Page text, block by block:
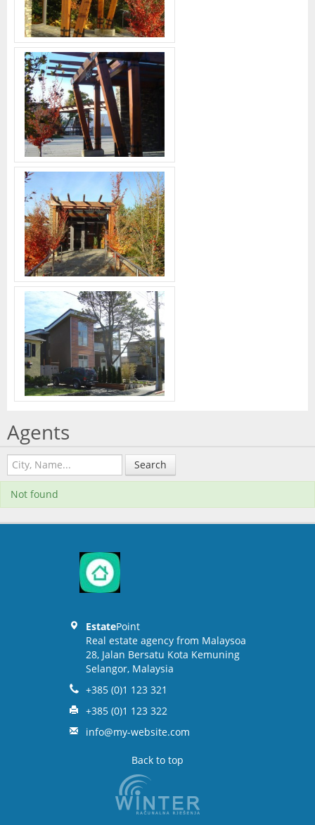
Agents
Search
Not found
EstatePoint
Real estate agency from Malaysoa
28, Jalan Bersatu Kota Kemuning
Selangor, Malaysia
+385 (0)1 123 321
+385 (0)1 123 322
info@my-website.com
Back to top